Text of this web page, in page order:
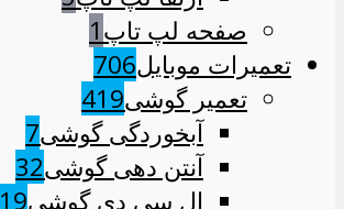
صفحه لپ تاپ1
تعمیرات موبایل706
تعمیر گوشی419
آبخوردگی گوشی7
آنتن دهی گوشی32
ال سی دی گوشی19